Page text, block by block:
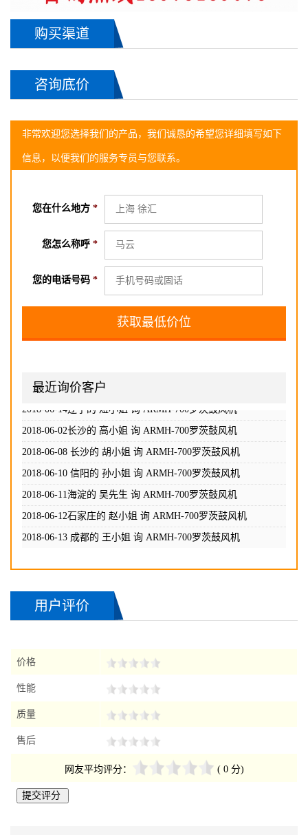
购买渠道
咨询底价
非常欢迎您选择我们的产品，我们诚恳的希望您详细填写如下
信息，以便我们的服务专员与您联系。
您在什么地方 *
您怎么称呼 *
您的电话号码 *
最近询价客户
2018-06-02长沙的 高小姐 询ARMH-700罗茨鼓风机
2018-06-08 长沙的 胡小姐 询ARMH-700罗茨鼓风机
2018-06-10 信阳的 孙小姐 询ARMH-700罗茨鼓风机
2018-06-11海淀的 吴先生 询ARMH-700罗茨鼓风机
2018-06-13 成都的 王小姐 询
2018-06-14辽宁的 煜小姐 询ARMH-700罗茨鼓风机
2018-06-02长沙的 高小姐 询ARMH-700罗茨鼓风机
2018-06-08 长沙的 胡小姐 询ARMH-700罗茨鼓风机
2018-06-10 信阳的 孙小姐 询ARMH-700罗茨鼓风机
2018-06-11海淀的 吴先生 询ARMH-700罗茨鼓风机
2018-06-12石家庄的 赵小姐 询ARMH-700罗茨鼓风机
2018-06-14贵州的 周先生 询ARMH-700罗茨鼓风机
2018-06-14辽宁的 煜小姐 询
用户评价
价格
性能
质量
售后
网友平均评分： ( 0 分)